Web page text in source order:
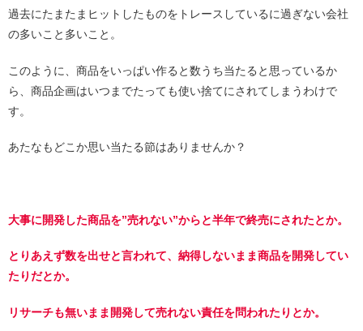
過去にたまたまヒットしたものをトレースしているに過ぎない会社
の多いこと多いこと。
このように、商品をいっぱい作ると数うち当たると思っているか
ら、商品企画はいつまでたっても使い捨てにされてしまうわけで
す。
あたなもどこか思い当たる節はありませんか？
大事に開発した商品を”売れない”からと半年で終売にされたとか。
とりあえず数を出せと言われて、納得しないまま商品を開発してい
たりだとか。
リサーチも無いまま開発して売れない責任を問われたりとか。